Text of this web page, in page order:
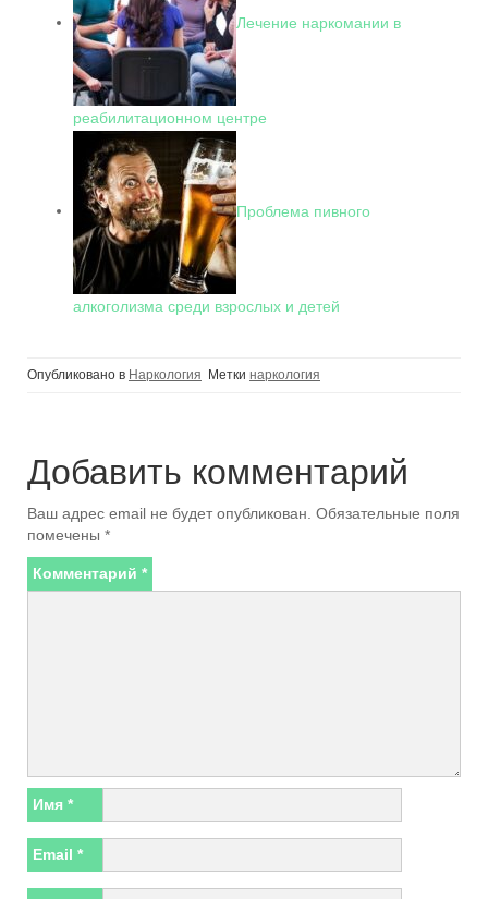
Лечение наркомании в
реабилитационном центре
Проблема пивного
алкоголизма среди взрослых и детей
Опубликовано в Наркология Метки наркология
Добавить комментарий
Ваш адрес email не будет опубликован. Обязательные поля
помечены *
Комментарий *
Имя *
Email *